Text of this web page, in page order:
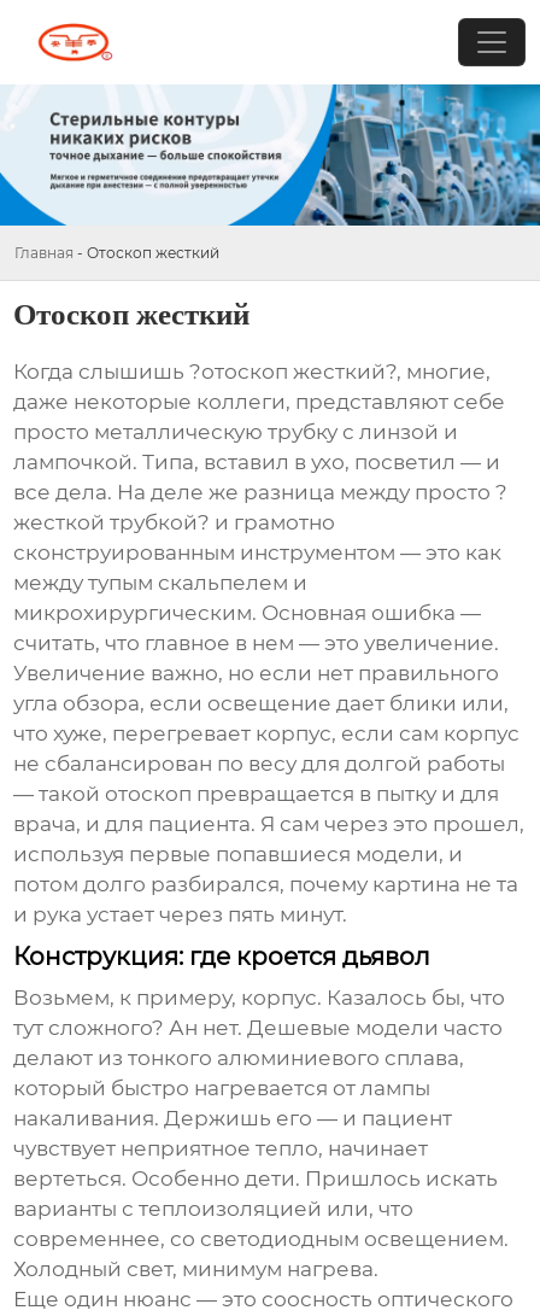
Главная - Отоскоп жесткий
Отоскоп жесткий
Когда слышишь ?отоскоп жесткий?, многие,
даже некоторые коллеги, представляют себе
просто металлическую трубку с линзой и
лампочкой. Типа, вставил в ухо, посветил — и
все дела. На деле же разница между просто ?
жесткой трубкой? и грамотно
сконструированным инструментом — это как
между тупым скальпелем и
микрохирургическим. Основная ошибка —
считать, что главное в нем — это увеличение.
Увеличение важно, но если нет правильного
угла обзора, если освещение дает блики или,
что хуже, перегревает корпус, если сам корпус
не сбалансирован по весу для долгой работы
— такой отоскоп превращается в пытку и для
врача, и для пациента. Я сам через это прошел,
используя первые попавшиеся модели, и
потом долго разбирался, почему картина не та
и рука устает через пять минут.
Конструкция: где кроется дьявол
Возьмем, к примеру, корпус. Казалось бы, что
тут сложного? Ан нет. Дешевые модели часто
делают из тонкого алюминиевого сплава,
который быстро нагревается от лампы
накаливания. Держишь его — и пациент
чувствует неприятное тепло, начинает
вертеться. Особенно дети. Пришлось искать
варианты с теплоизоляцией или, что
современнее, со светодиодным освещением.
Холодный свет, минимум нагрева.
Еще один нюанс — это соосность оптического